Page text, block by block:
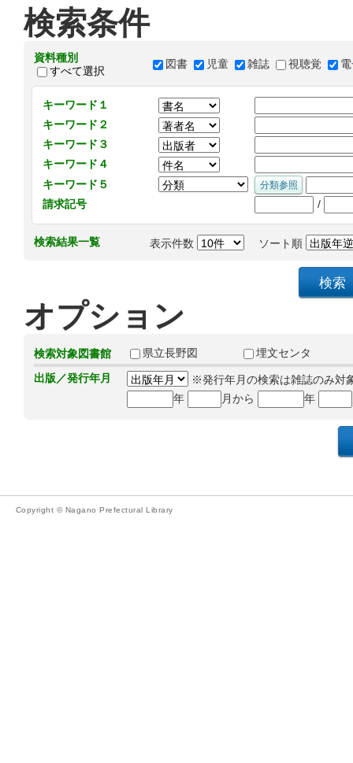
検索条件
資料種別
すべて選択
図書 児童 雑誌 視聴覚
キーワード１
キーワード２
キーワード３
キーワード４
キーワード５
請求記号
/
検索結果一覧 表示件数 ソート順
オプション
検索対象図書館 県立長野図
埋文センタ
出版／発行年月
※発行年月の検索は雑誌のみ対
年
月から 年
Copyright © Nagano Prefectural Library